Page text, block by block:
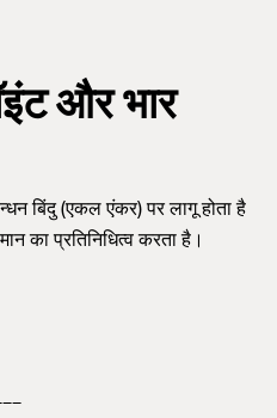
और भार
बिंदु (एकल एंकर) पर लागू होता है
का प्रतिनिधित्व करता है।